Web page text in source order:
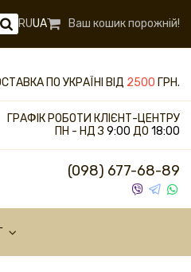
RUUA Ваш кошик порожній!
ПО УКРАЇНІ ВІД 2500 ГРН.
ГРАФІК РОБОТИ КЛІЄНТ-ЦЕНТРУ
ПН - НД З 9:00 ДО 18:00
(098) 677-68-89